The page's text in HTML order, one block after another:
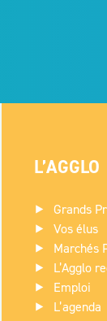
L’AGGLO
Grands
Vos élus
Marchés
L’Agglo
Emploi
L’agenda